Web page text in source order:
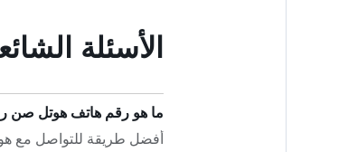
الأسئلة
ما هو رقم هاتف هوتل صن
أفضل طريقة للتواصل مع هوتل